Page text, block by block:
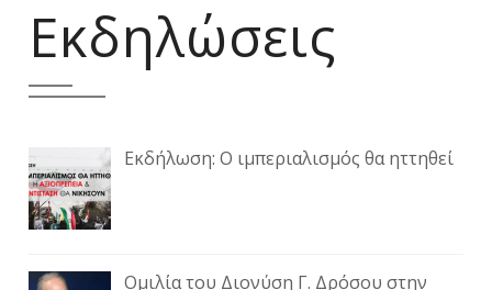
Εκδηλώσεις
Εκδήλωση: Ο ιμπεριαλισμός θα ηττηθεί
Ομιλία του Διονύση Γ. Δρόσου στην